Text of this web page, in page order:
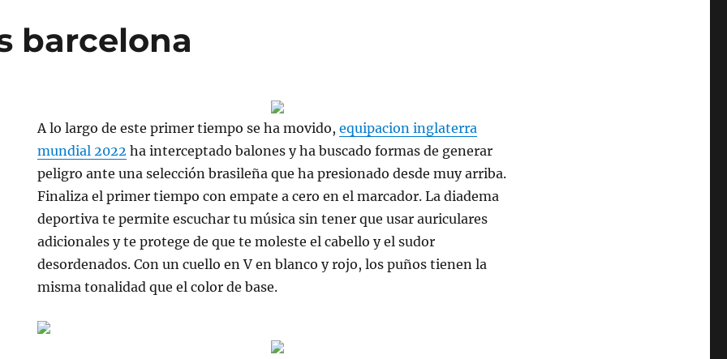
barcelona
A lo largo de este primer tiempo se ha movido,equipacion inglaterra
mundial 2022 ha interceptado balones y ha buscado formas de generar
peligro ante una selección brasileña que ha presionado desde muy arriba.
Finaliza el primer tiempo con empate a cero en el marcador. La diadema
deportiva te permite escuchar tu música sin tener que usar auriculares
adicionales y te protege de que te moleste el cabello y el sudor
desordenados. Con un cuello en V en blanco y rojo, los puños tienen la
misma tonalidad que el color de base.